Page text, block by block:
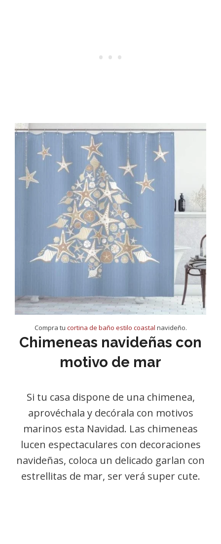
Compra tu cortina de baño estilo coastal navideño.
Chimeneas navideñas con
motivo de mar
Si tu casa dispone de una chimenea,
aprovéchala y decórala con motivos
marinos esta Navidad. Las chimeneas
lucen espectaculares con decoraciones
navideñas, coloca un delicado garlan con
estrellitas de mar, ser verá super cute.